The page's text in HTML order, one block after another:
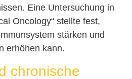
Eine Untersuchung in
Oncology“ stellte fest,
stärken und
erhöhen kann.
chronische